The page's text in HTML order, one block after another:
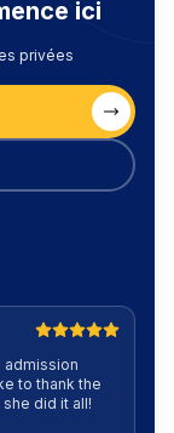
ici
privées
admission
to thank the
did it all!